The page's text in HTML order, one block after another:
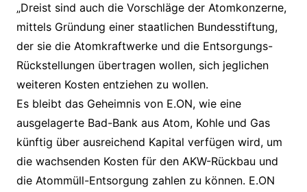
„Dreist sind auch die Vorschläge der Atomkonzerne,
mittels Gründung einer staatlichen Bundesstiftung,
der sie die Atomkraftwerke und die Entsorgungs-
Rückstellungen übertragen wollen, sich jeglichen
weiteren Kosten entziehen zu wollen.
Es bleibt das Geheimnis von E.ON, wie eine
ausgelagerte Bad-Bank aus Atom, Kohle und Gas
künftig über ausreichend Kapital verfügen wird, um
die wachsenden Kosten für den AKW-Rückbau und
die Atommüll-Entsorgung zahlen zu können. E.ON